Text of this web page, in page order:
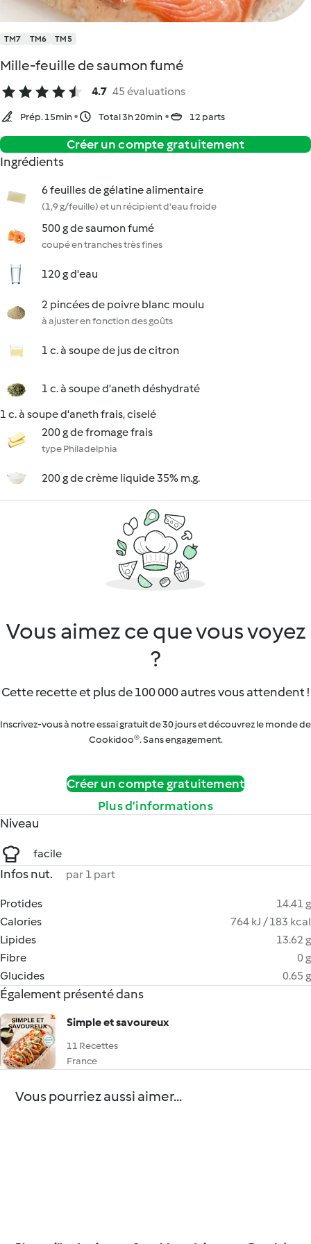
TM7 TM6 TM5
Mille-feuille de saumon fumé
4.7 45 évaluations
Prép. 15min Total 3h 20min 12 parts
Créer un compte gratuitement
Ingrédients
6 feuilles de gélatine alimentaire
(1,9 g/feuille) et un récipient d'eau froide
500 g de saumon fumé
coupé en tranches très fines
120 g d'eau
2 pincées de poivre blanc moulu
à ajuster en fonction des goûts
1 c. à soupe de jus de citron
1 c. à soupe d'aneth déshydraté
1 c. à soupe d'aneth frais, ciselé
200 g de fromage frais
type Philadelphia
200 g de crème liquide 35% m.g.
Vous aimez ce que vous voyez
?
Cette recette et plus de 100 000 autres vous attendent !
Inscrivez-vous à notre essai gratuit de 30 jours et découvrez le monde de
Cookidoo®. Sans engagement.
Créer un compte gratuitement
Plus d’informations
Niveau
facile
Infos nut. par 1 part
Protides
14.41 g
Calories
764 kJ / 183 kcal
Lipides
13.62 g
Fibre
0 g
Glucides
0.65 g
Également présenté dans
Simple et savoureux
11 Recettes
France
Vous pourriez aussi aimer...